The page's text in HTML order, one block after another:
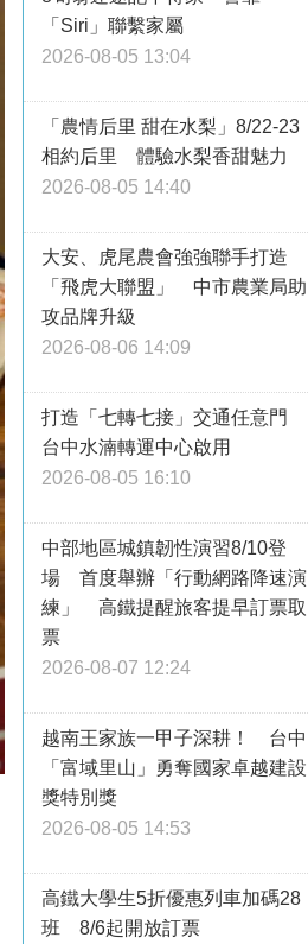
「Siri」聯繫家屬
2026-08-05 13:04
「農情后里 甜在水梨」8/22-23
相約后里 體驗水梨香甜魅力
2026-08-05 14:40
大安、虎尾農會強強聯手打造
「飛虎大聯盟」 中市農業局助
攻品牌升級
2026-08-06 14:09
打造「七轉七接」交通任意門
台中水湳轉運中心啟用
2026-08-05 16:10
中部地區城鎮韌性演習8/10登
場 首度舉辦「行動網路降速演
練」 高鐵提醒旅客提早訂票取
票
2026-08-07 12:24
越南王家族一甲子深耕！ 台中
「富域里山」勇奪國家卓越建設
獎特別獎
2026-08-05 14:53
高鐵大學生5折優惠列車加碼28
班 8/6起開放訂票